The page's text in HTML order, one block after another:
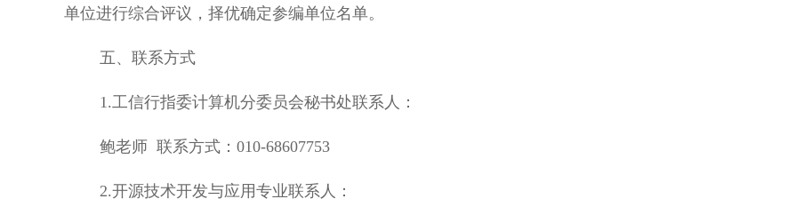
单位进行综合评议，择优确定参编单位名单。
五、联系方式
1.工信行指委计算机分委员会秘书处联系人：
鲍老师 联系方式：010-68607753
2.开源技术开发与应用专业联系人：